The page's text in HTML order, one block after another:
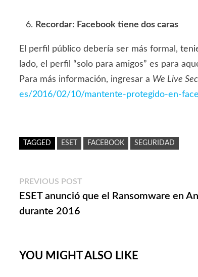
Recordar: Facebook tiene dos caras
El perfil público debería ser más formal,
lado, el perfil “solo para amigos” es para
Para más información, ingresar a We Live
es/2016/02/10/mantente-protegido-en-
TAGGED ESET FACEBOOK SEGURIDAD
Navegación
de
PREVIOUS POST
post:
ESET anunció que el Ransomware en
durante 2016
YOU MIGHT ALSO LIKE